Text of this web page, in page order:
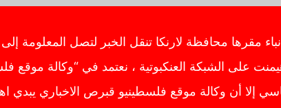
محافظة لارنكا تنقل الخبر لتصل المعلومة
على الشبكة العنكبوتية ، نعتمد في “وكالة موقع
أن وكالة موقع فلسطينيو قبرص الاخباري يبدي